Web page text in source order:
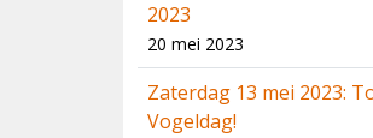
2023
20 mei 2023
Zaterdag 13 mei 2023:
Vogeldag!